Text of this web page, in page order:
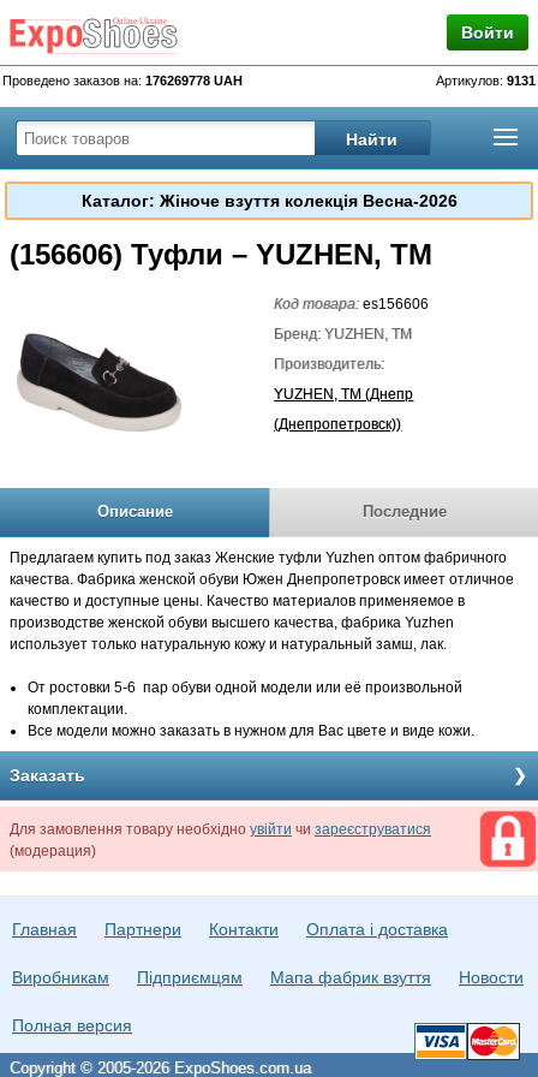
Войти
Проведено заказов на: 176269778 UAH Артикулов: 9131
Каталог: Жіноче взуття колекція Весна-2026
(156606) Туфли – YUZHEN, TM
Код товара:es156606
Бренд: YUZHEN, TM
Производитель:
YUZHEN, TM (Днепр
(Днепропетровск))
Описание Последние
Предлагаем купить под заказ Женские туфли Yuzhen оптом фабричного
качества. Фабрика женской обуви Южен Днепропетровск имеет отличное
качество и доступные цены. Качество материалов применяемое в
производстве женской обуви высшего качества, фабрика Yuzhen
использует только натуральную кожу и натуральный замш, лак.
От ростовки 5-6 пар обуви одной модели или её произвольной
комплектации.
Все модели можно заказать в нужном для Вас цвете и виде кожи.
Заказать
Для замовлення товару необхідно увійти чи зареєструватися
(модерация)
Главная Партнери Контакти Оплата і доставка
Виробникам Підприємцям Мапа фабрик взуття Новости
Полная версия
Copyright © 2005-2026 ExpoShoes.com.ua